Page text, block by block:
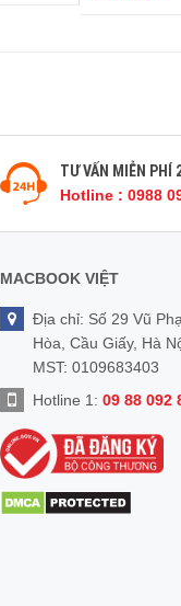
TƯ VẤN MIỄN PHÍ
Hotline : 0988
MACBOOK VIỆT
Địa chỉ: Số 29 Vũ
Hòa, Cầu Giấy, Hà
MST: 0109683403
Hotline 1: 09 88 092